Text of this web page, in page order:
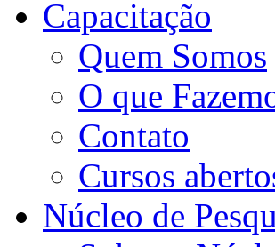
Capacitação
Quem Somos
O que
Contato
Cursos
Núcleo de